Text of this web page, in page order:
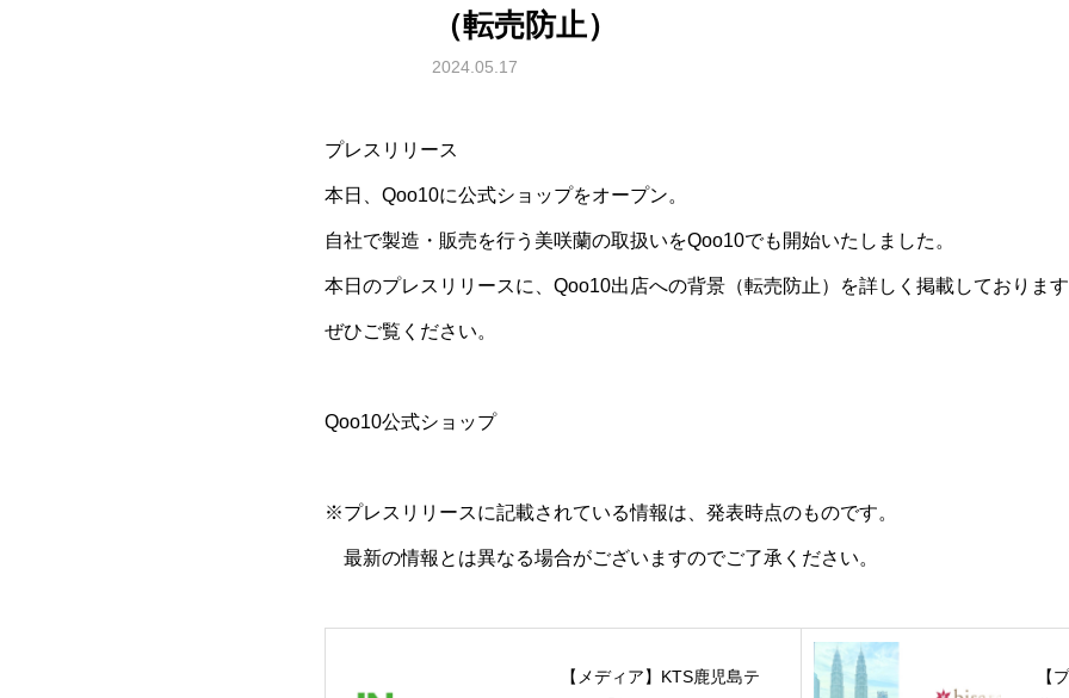
（転売防止）
2024.05.17
プレスリリース
本日、Qoo10に公式ショップをオープン。
自社で製造・販売を行う美咲蘭の取扱いをQoo10でも開始いたしました。
本日のプレスリリースに、Qoo10出店への背景（転売防止）を詳しく掲載しておりま
ぜひご覧ください。
Qoo10公式ショップ
※プレスリリースに記載されている情報は、発表時点のものです。
最新の情報とは異なる場合がございますのでご了承ください。
【メディア】KTS鹿児島テ
【